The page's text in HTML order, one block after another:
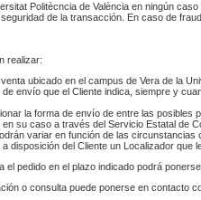
Politècncia de València en ningún
de la transacción. En caso de
realizar:
ubicado en el campus de Vera de la
de envío que el Cliente indica, siempre y
la forma de envío de entre las
su caso a través del Servicio Estatal de
variar en función de las
disposición del Cliente un Localizador que
el pedido en el plazo indicado podrá
o consulta puede ponerse en contacto